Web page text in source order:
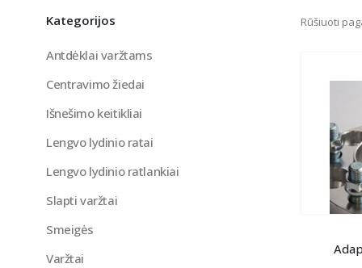
Rūšiuoti
Kategorijos
Antdėklai varžtams
Centravimo žiedai
Išnešimo keitikliai
Lengvo lydinio ratai
Lengvo lydinio ratlankiai
Slapti varžtai
Smeigės
Varžtai